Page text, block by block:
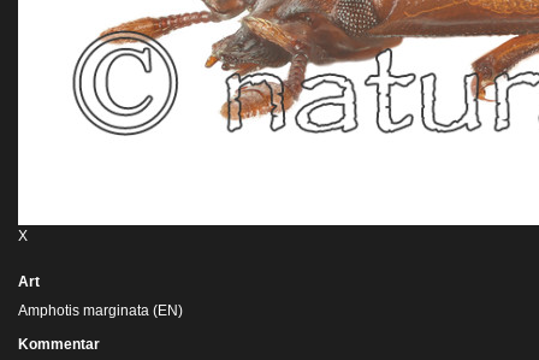
X
Art
Amphotis marginata (EN)
Kommentar